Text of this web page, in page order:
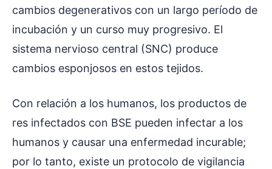
cambios degenerativos con un largo período de
incubación y un curso muy progresivo. El
sistema nervioso central (SNC) produce
cambios esponjosos en estos tejidos.
Con relación a los humanos, los productos de
res infectados con BSE pueden infectar a los
humanos y causar una enfermedad incurable;
por lo tanto, existe un protocolo de vigilancia